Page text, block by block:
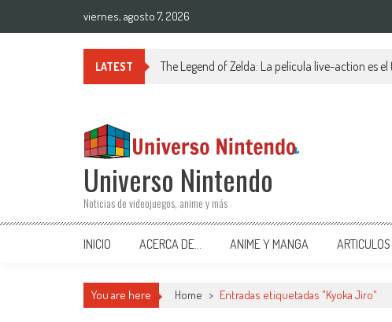
viernes, agosto 7, 2026
LATEST The Legend of Zelda: La película live-action es
Universo Nintendo
Noticias de videojuegos, anime y más
INICIO ACERCA DE… ANIME Y MANGA ARTICULOS
You are here Home > Entradas etiquetadas "Kyoka Jiro"